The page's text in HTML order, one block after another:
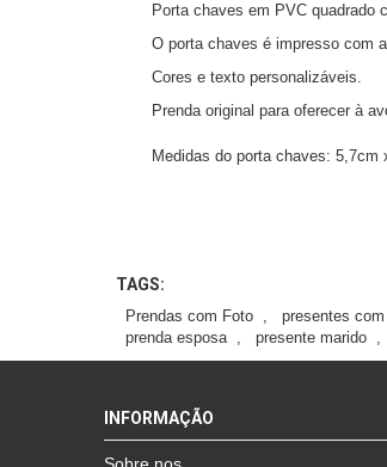
Porta chaves em PVC quadrado
O porta chaves é impresso com
Cores e texto personalizáveis.
Prenda original para oferecer à
Medidas do porta chaves:
TAGS:
Prendas com Foto , presentes
prenda esposa , presente marido ,
INFORMAÇÃO